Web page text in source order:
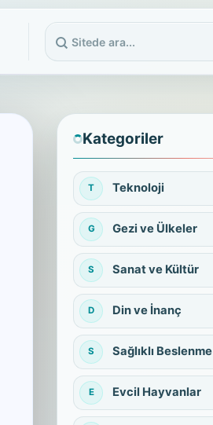
Sitede ara
Kategoriler
T Teknoloji
G Gezi ve Ülkeler
S Sanat ve Kültür
D Din ve İnanç
S Sağlıklı Beslenme
E Evcil Hayvanlar